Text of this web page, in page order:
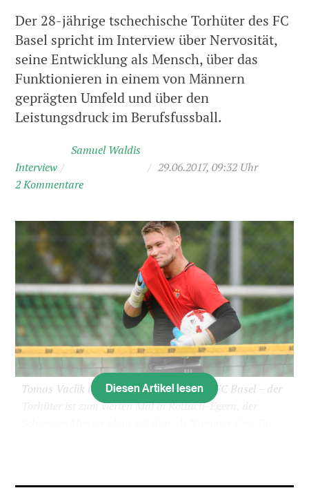
Der 28-jährige tschechische Torhüter des FC
Basel spricht im Interview über Nervosität,
seine Entwicklung als Mensch, über das
Funktionieren in einem von Männern
geprägten Umfeld und über den
Leistungsdruck im Berufsfussball.
Interview /
Samuel Waldis
/ 29.06.2017, 09:32 Uhr
2 Kommentare
Tomas Vaclik im Trainingslager mit dem FC Basel – der
Torhüter ist zum vierten Mal in Rottach-Egern, der
Diesen Artikel lesen